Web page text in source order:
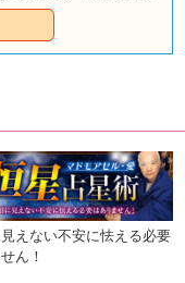
音を解き明かしてみ
えない不安に怯える必要
ん！